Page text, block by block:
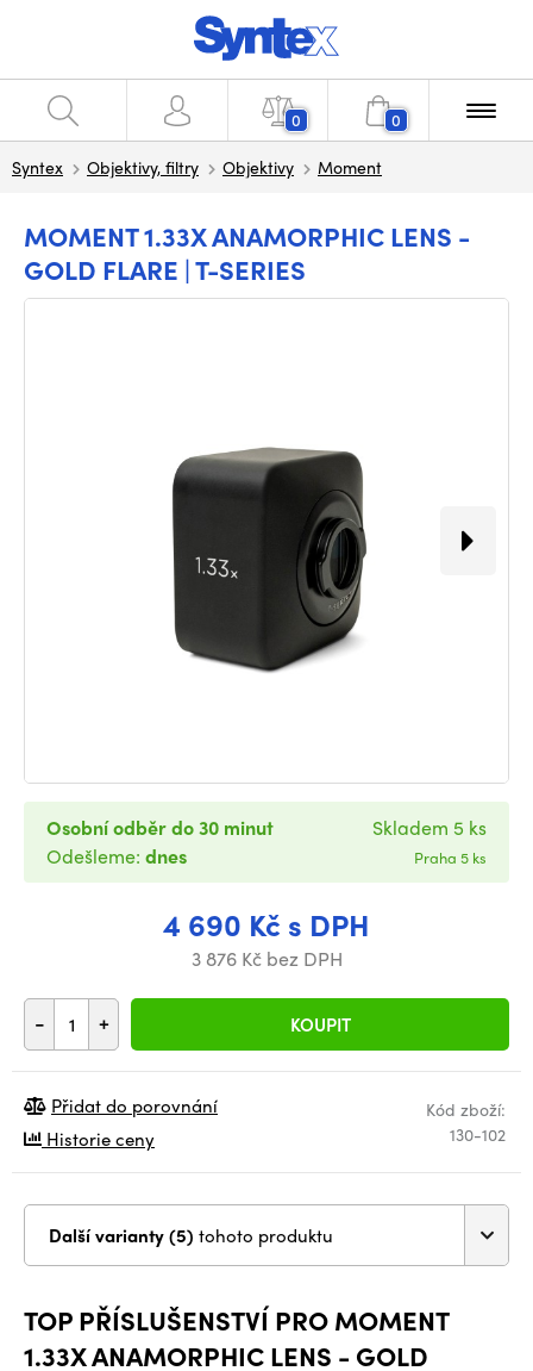
0 0
Syntex Objektivy, filtry Objektivy Moment
MOMENT 1.33X ANAMORPHIC LENS -
GOLD FLARE | T-SERIES
4 690 Kč s DPH
3 876 Kč bez DPH
- + KOUPIT
Osobní odběr do 30 minut
Odešleme: dnes
Skladem 5 ks
Praha 5 ks
Kód zboží:
130-102
Přidat do porovnání
Historie ceny
Další varianty (5) tohoto produktu
TOP PŘÍSLUŠENSTVÍ PRO MOMENT
1.33X ANAMORPHIC LENS - GOLD